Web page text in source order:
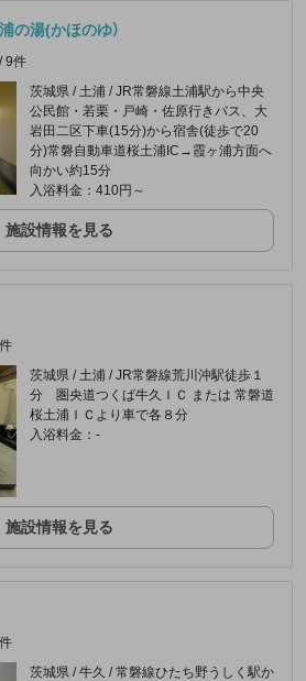
の湯(かほのゆ）
/9件
茨城県 / 土浦 / JR常磐線土浦駅から中央
公民館・若栗・戸崎・佐原行きバス、大
岩田二区下車(15分)から宿舎(徒歩で20
分)常磐自動車道桜土浦IC→霞ヶ浦方面へ
向かい約15分
入浴料金：410円～
施設情報を見る
茨城県 / 土浦 / JR常磐線荒川沖駅徒歩１
分 圏央道つくば牛久ＩＣ または 常磐道
桜土浦ＩＣより車で各８分
入浴料金：-
施設情報を見る
茨城県 / 牛久 / 常磐線ひたち野うしく駅か